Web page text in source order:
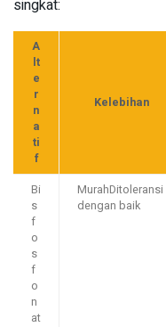
singkat:
A
lt
e
r
n
a
ti
f
Kelebihan
Bi
s
f
o
s
f
o
n
at
MurahDitoleransi
dengan baik